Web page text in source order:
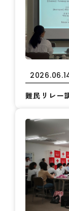
難民リレー